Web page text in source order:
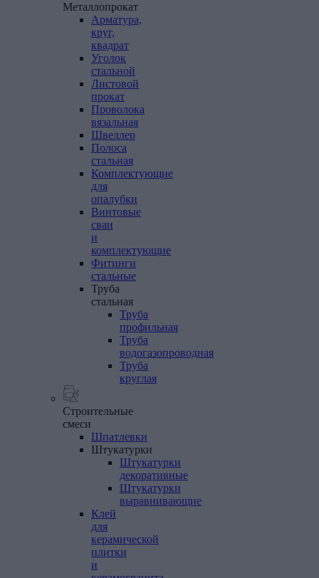
Металлопрокат
Арматура,
круг,
квадрат
Уголок
стальной
Листовой
прокат
Проволока
вязальная
Швеллер
Полоса
стальная
Комплектующие
для
опалубки
Винтовые
сваи
и
комплектующие
Фитинги
стальные
Труба
стальная
Труба
профильная
Труба
водогазопроводная
Труба
круглая
Строительные
смеси
Шпатлевки
Штукатурки
Штукатурки
декоративные
Штукатурки
выравнивающие
Клей
для
керамической
плитки
и